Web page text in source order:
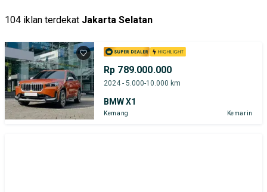
104 iklan terdekat Jakarta Selatan
Rp 789.000.000
2024 - 5.000-10.000 km
BMW X1
Kemang Kemarin